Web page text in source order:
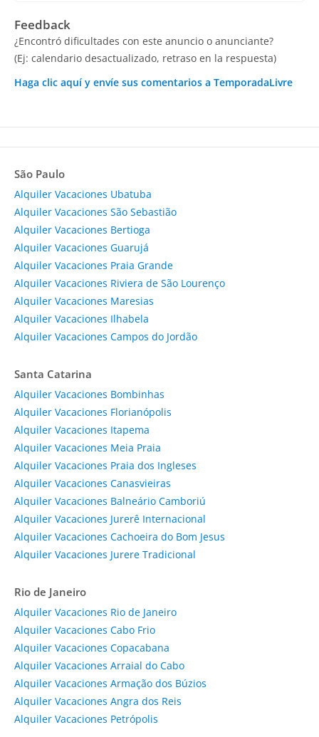
Feedback
¿Encontró dificultades con este anuncio o anunciante?
(Ej: calendario desactualizado, retraso en la respuesta)
Haga clic aquí y envíe sus comentarios a TemporadaLivre
São Paulo
Alquiler Vacaciones Ubatuba
Alquiler Vacaciones São Sebastião
Alquiler Vacaciones Bertioga
Alquiler Vacaciones Guarujá
Alquiler Vacaciones Praia Grande
Alquiler Vacaciones Riviera de São Lourenço
Alquiler Vacaciones Maresias
Alquiler Vacaciones Ilhabela
Alquiler Vacaciones Campos do Jordão
Santa Catarina
Alquiler Vacaciones Bombinhas
Alquiler Vacaciones Florianópolis
Alquiler Vacaciones Itapema
Alquiler Vacaciones Meia Praia
Alquiler Vacaciones Praia dos Ingleses
Alquiler Vacaciones Canasvieiras
Alquiler Vacaciones Balneário Camboriú
Alquiler Vacaciones Jurerê Internacional
Alquiler Vacaciones Cachoeira do Bom Jesus
Alquiler Vacaciones Jurere Tradicional
Rio de Janeiro
Alquiler Vacaciones Rio de Janeiro
Alquiler Vacaciones Cabo Frio
Alquiler Vacaciones Copacabana
Alquiler Vacaciones Arraial do Cabo
Alquiler Vacaciones Armação dos Búzios
Alquiler Vacaciones Angra dos Reis
Alquiler Vacaciones Petrópolis